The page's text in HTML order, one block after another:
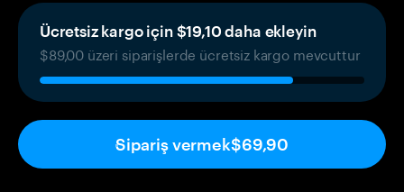
Ücretsiz kargo için $19,10 daha ekleyin
$89,00 üzeri siparişlerde ücretsiz kargo mevcuttur
Sipariş vermek$69,90